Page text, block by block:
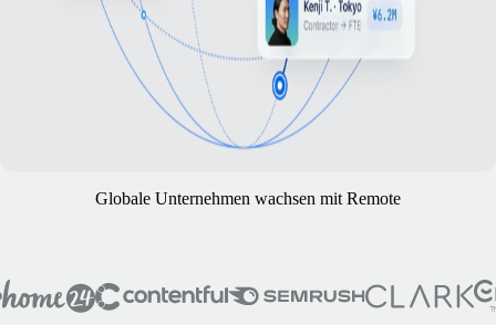
Globale Unternehmen wachsen mit Remote